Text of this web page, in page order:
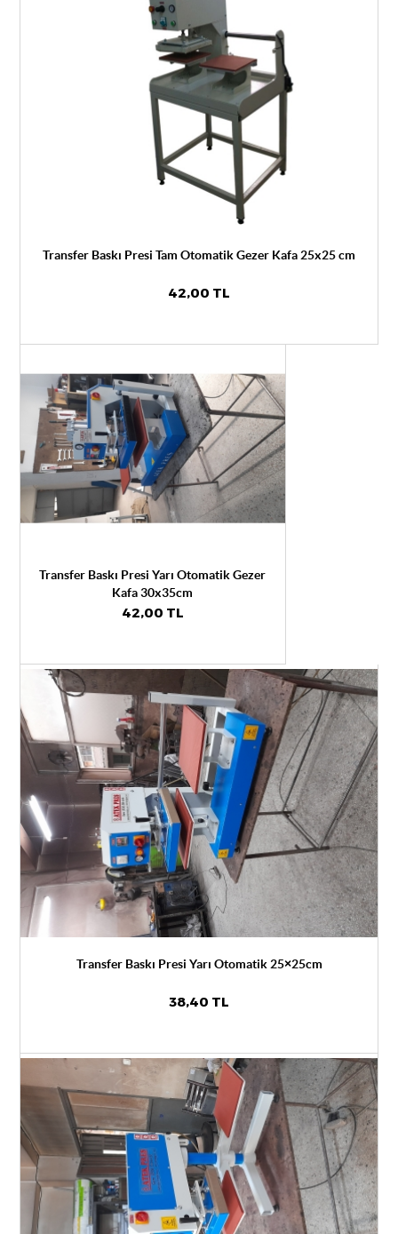
Transfer Baskı Presi Tam Otomatik Gezer Kafa 25x25 cm
42,00 TL
Transfer Baskı Presi Yarı Otomatik Gezer
Kafa 30x35cm
42,00 TL
Transfer Baskı Presi Yarı Otomatik 25×25cm
38,40 TL